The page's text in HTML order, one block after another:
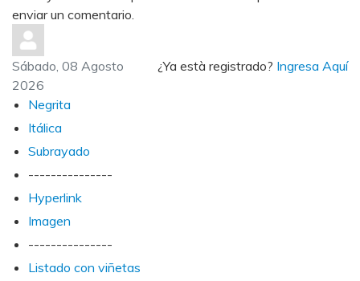
enviar un comentario.
¿Ya està registrado? Ingresa Aquí
Sábado, 08 Agosto
2026
Negrita
Itálica
Subrayado
---------------
Hyperlink
Imagen
---------------
Listado con viñetas